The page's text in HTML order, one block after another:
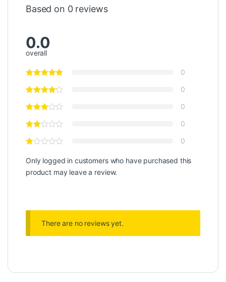
Based on 0 reviews
0.0
overall
0
0
0
0
0
Only logged in customers who have purchased this
product may leave a review.
There are no reviews yet.